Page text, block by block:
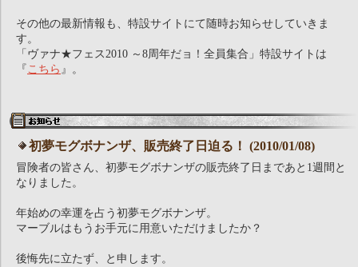
その他の最新情報も、特設サイトにて随時お知らせしていきま
す。
「ヴァナ★フェス2010 ～8周年だョ！全員集合」特設サイトは
『 こちら 』。
初夢モグボナンザ、販売終了日迫る！ (2010/01/08)
冒険者の皆さん、初夢モグボナンザの販売終了日まであと1週間と
なりました。
年始めの幸運を占う初夢モグボナンザ。
マーブルはもうお手元に用意いただけましたか？
後悔先に立たず、と申します。